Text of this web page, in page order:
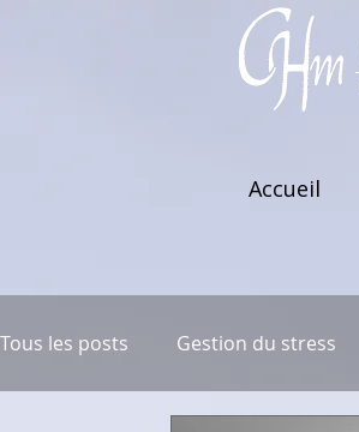
Accueil
Tous les posts Gestion du stress